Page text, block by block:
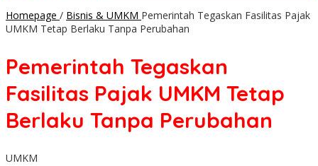
Homepage / Bisnis & UMKM Pemerintah Tegaskan Fasilitas Pajak
UMKM Tetap Berlaku Tanpa Perubahan
Pemerintah Tegaskan
Fasilitas Pajak UMKM Tetap
Berlaku Tanpa Perubahan
UMKM